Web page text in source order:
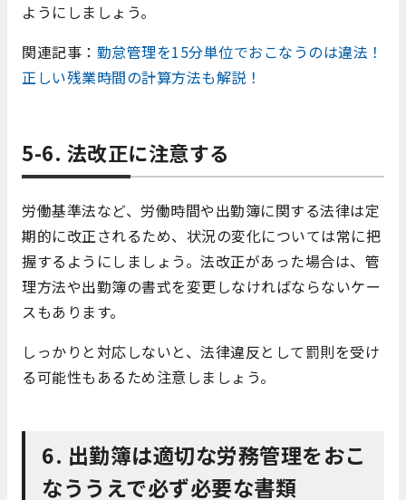
ようにしましょう。
関連記事： 勤怠管理を15分単位でおこなうのは違法！
正しい残業時間の計算方法も解説！
5-6. 法改正に注意する
労働基準法など、労働時間や出勤簿に関する法律は定
期的に改正されるため、状況の変化については常に把
握するようにしましょう。法改正があった場合は、管
理方法や出勤簿の書式を変更しなければならないケー
スもあります。
しっかりと対応しないと、法律違反として罰則を受け
る可能性もあるため注意しましょう。
6. 出勤簿は適切な労務管理をおこ
なううえで必ず必要な書類